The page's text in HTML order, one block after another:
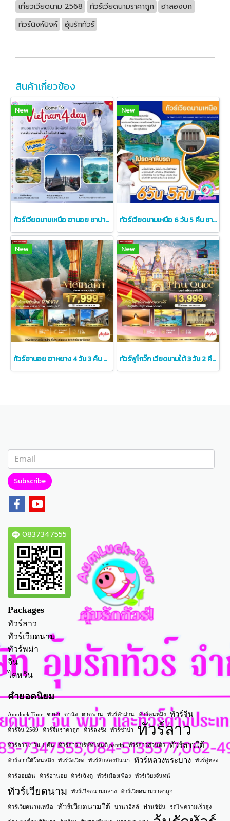
เที่ยวเวียดนาม 2568
ทัวร์เวียดนามราคาถูก
ฮาลองบก
ทัวร์นิงห์บิงห์
อุ้มรักทัวร์
สินค้าเกี่ยวข้อง
New
ทัวร์เวียดนามเหนือ ฮานอย ซาปา 4 วัน 3 คืน (AirAsia)
New
ทัวร์เวียดนามเหนือ 6 วัน 5 คืน ซาปา ฟานซีปัน ฮาลองบก
New
ทัวร์ฮานอย ฮาหยาง 4 วัน 3 คืน ราคาพิเศษ เที่ยวเวียดนามเหนือ
New
ทัวร์ฟูโกว๊ก เวียดนามใต้ 3 วัน 2 คืน สวนสนุก VinWonders เริ่มต้น 13,999.-
Subscribe
0837347555
Packages
ทัวร์ลาว
ทัวร์เวียดนาม
ทัวร์พม่า
จีน
ไตหวัน
คำยอดนิยม
Aumluck Tour ซาปา ดานัง ตาดฟาน ทัวร์คำม่วน ทัวร์คุนหมิง ทัวร์จีน
ทัวร์จีน 2569 ทัวร์จีนราคาถูก ทัวร์ฉงชิ่ง ทัวร์ซาปา ทัวร์ลาว
ทัวร์ลาว 2 วัน 1 คืน ทัวร์ลาว บริษัทไหนดี pantip ทัวร์ลาวส่วนตัว ทัวร์ลาวใต้
ทัวร์ลาวใต้โหนสลิง ทัวร์วังเวียง ทัวร์สิบสองปันนา ทัวร์หลวงพระบาง ทัวร์อู่หลง
ทัวร์ฮอยอัน ทัวร์ฮานอย ทัวร์เฉิงตู ทัวร์เมืองเฟือง ทัวร์เวียงจันทน์
ทัวร์เวียดนาม ทัวร์เวียดนามกลาง ทัวร์เวียดนามราคาถูก
ทัวร์เวียดนามเหนือ ทัวร์เวียดนามใต้ บานาฮิลล์ ฟานซิปัน รถไฟความเร็วสูง